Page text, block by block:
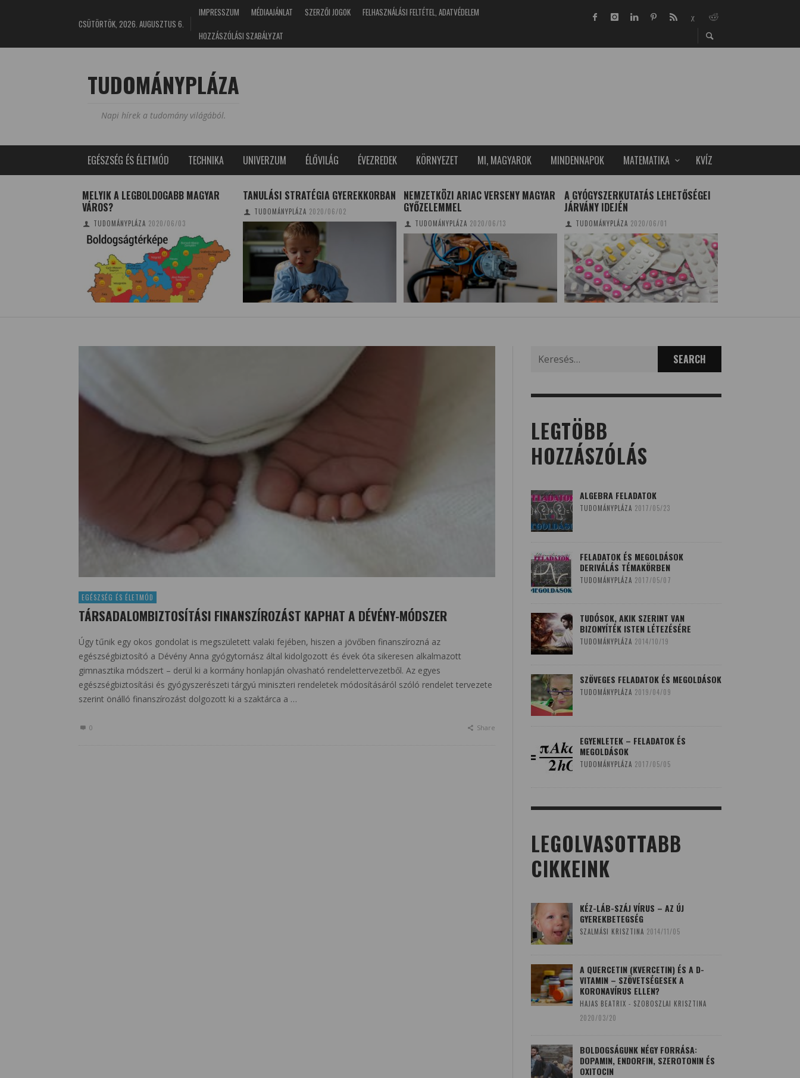
CSÜTÖRTÖK, 2026. AUGUSZTUS 6.
IMPRESSZUM MÉDIAAJÁNLAT SZERZŐI JOGOK
FELHASZNÁLÁSI FELTÉTEL, ADATVÉDELEM
HOZZÁSZÓLÁSI SZABÁLYZAT
TUDOMÁNYPLÁZA
Napi hírek a tudomány világából.
EGÉSZSÉG ÉS ÉLETMÓD TECHNIKA UNIVERZUM ÉLŐVILÁG ÉVEZREDEK KÖRNYEZET MI, MAGYAROK MINDENNAPOK MATEMATIKA KVÍZ
MELYIK A LEGBOLDOGABB MAGYAR
VÁROS?
TUDOMÁNYPLÁZA 2020/06/03
TANULÁSI STRATÉGIA GYEREKKORBAN
TUDOMÁNYPLÁZA 2020/06/02
NEMZETKÖZI ARIAC VERSENY MAGYAR
GYŐZELEMMEL
TUDOMÁNYPLÁZA 2020/06/13
A GYÓGYSZERKUTATÁS LEHETŐSÉGEI
JÁRVÁNY IDEJÉN
TUDOMÁNYPLÁZA 2020/06/01
EGÉSZSÉG ÉS ÉLETMÓD
TÁRSADALOMBIZTOSÍTÁSI FINANSZÍROZÁST KAPHAT A DÉVÉNY-MÓDSZER
Úgy tűnik egy okos gondolat is megszületett valaki fejében, hiszen a jövőben finanszírozná az
egészségbiztosító a Dévény Anna gyógytornász által kidolgozott és évek óta sikeresen alkalmazott
gimnasztika módszert – derül ki a kormány honlapján olvasható rendelettervezetből. Az egyes
egészségbiztosítási és gyógyszerészeti tárgyú miniszteri rendeletek módosításáról szóló rendelet tervezete
szerint önálló finanszírozást dolgozott ki a szaktárca a …
0 Share
for:
LEGTÖBB
HOZZÁSZÓLÁS
ALGEBRA FELADATOK
TUDOMÁNYPLÁZA 2017/05/23
FELADATOK ÉS MEGOLDÁSOK
DERIVÁLÁS TÉMAKÖRBEN
TUDOMÁNYPLÁZA 2017/05/07
TUDÓSOK, AKIK SZERINT VAN
BIZONYÍTÉK ISTEN LÉTEZÉSÉRE
TUDOMÁNYPLÁZA 2014/10/19
SZÖVEGES FELADATOK ÉS MEGOLDÁSOK
TUDOMÁNYPLÁZA 2019/04/09
EGYENLETEK – FELADATOK ÉS
MEGOLDÁSOK
TUDOMÁNYPLÁZA 2017/05/05
LEGOLVASOTTABB
CIKKEINK
KÉZ-LÁB-SZÁJ VÍRUS – AZ ÚJ
GYEREKBETEGSÉG
SZALMÁSI KRISZTINA 2014/11/05
A QUERCETIN (KVERCETIN) ÉS A D-
VITAMIN – SZÖVETSÉGESEK A
KORONAVÍRUS ELLEN?
HAJAS BEATRIX - SZOBOSZLAI KRISZTINA
2020/03/20
BOLDOGSÁGUNK NÉGY FORRÁSA:
DOPAMIN, ENDORFIN, SZEROTONIN ÉS
OXITOCIN